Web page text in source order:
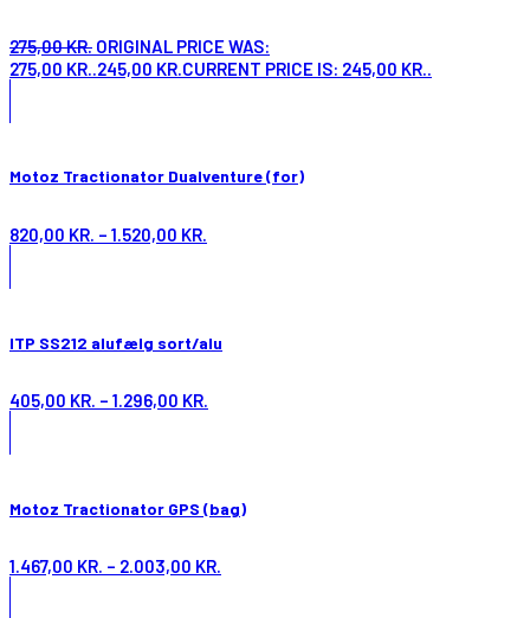
275,00KR. ORIGINAL PRICE WAS:
275,00 KR..245,00 KR.CURRENT PRICE IS: 245,00 KR..
Motoz Tractionator Dualventure (for)
820,00 KR. – 1.520,00 KR.
ITP SS212 alufælg sort/alu
405,00 KR. – 1.296,00 KR.
Motoz Tractionator GPS (bag)
1.467,00 KR. – 2.003,00 KR.